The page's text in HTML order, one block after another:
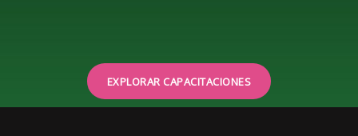
EXPLORAR CAPACITACIONES